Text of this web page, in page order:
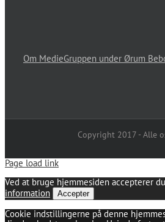
Om MedieGruppen under Ørum
Copyright 2017 - Alle
Page load link
Ved at bruge hjemmesiden accepterer
information
Accepter
Cookie indstillingerne på denne